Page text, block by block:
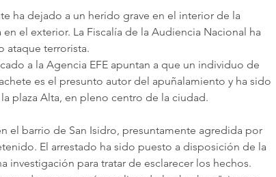
ha dejado a un herido grave en el interior de la
el exterior. La Fiscalía de la Audiencia Nacional ha
ataque terrorista.
a la Agencia EFE apuntan a que un individuo de
es el presunto autor del apuñalamiento y ha sido
plaza Alta, en pleno centro de la ciudad.
el barrio de San Isidro, presuntamente agredida por
El arrestado ha sido puesto a disposición de la
investigación para tratar de esclarecer los hechos.